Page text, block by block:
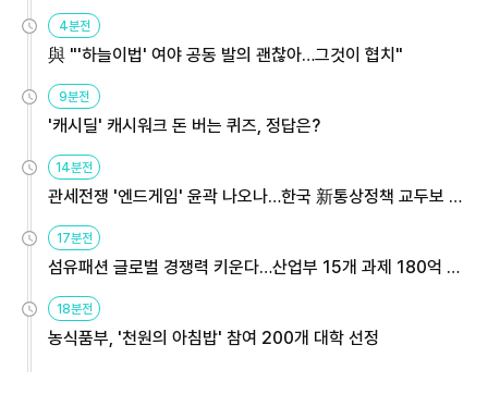
4분전
與 "'하늘이법' 여야 공동 발의 괜찮아…그것이 협치"
9분전
'캐시딜' 캐시워크 돈 버는 퀴즈, 정답은?
14분전
관세전쟁 '엔드게임' 윤곽 나오나…한국 新통상정책 교두보 활
용해야
17분전
섬유패션 글로벌 경쟁력 키운다…산업부 15개 과제 180억 지
원
18분전
농식품부, '천원의 아침밥' 참여 200개 대학 선정